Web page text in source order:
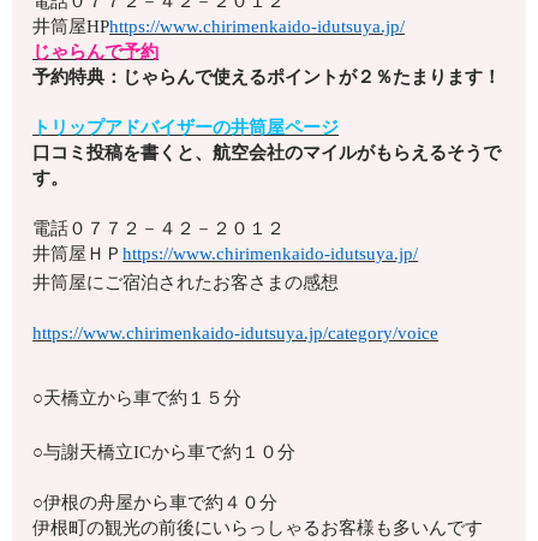
井筒屋HPhttps://www.chirimenkaido-idutsuya.jp/
じゃらんで予約
予約特典：じゃらんで使えるポイントが２％たまります！
トリップアドバイザーの井筒屋ページ
口コミ投稿を書くと、航空会社のマイルがもらえるそうで
す。
電話０７７２－４２－２０１２
井筒屋ＨＰhttps://www.chirimenkaido-idutsuya.jp/
井筒屋にご宿泊されたお客さまの感想
https://www.chirimenkaido-idutsuya.jp/category/voice
○天橋立から車で約１５分
○与謝天橋立ICから車で約１０分
○伊根の舟屋から車で約４０分
伊根町の観光の前後にいらっしゃるお客様も多いんです